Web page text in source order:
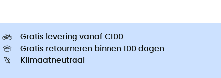
Gratis levering vanaf €100
Gratis retourneren binnen 100 dagen
Klimaatneutraal